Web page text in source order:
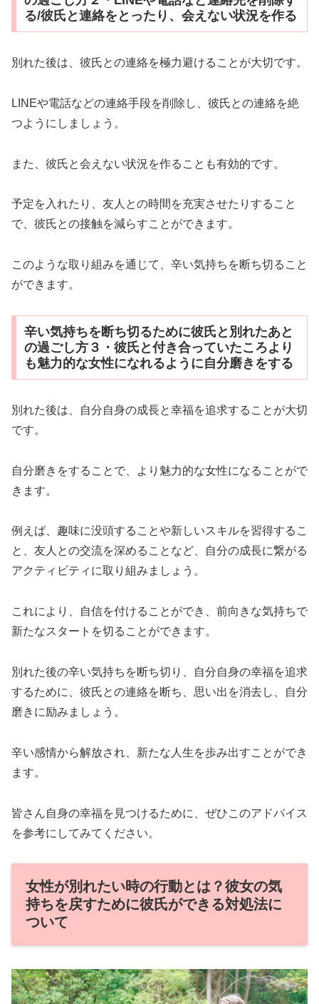
る/彼氏と連絡をとったり、会えない状況を作る
別れた後は、彼氏との連絡を極力避けることが大切です。
LINEや電話などの連絡手段を削除し、彼氏との連絡を絶
つようにしましょう。
また、彼氏と会えない状況を作ることも有効的です。
予定を入れたり、友人との時間を充実させたりすること
で、彼氏との接触を減らすことができます。
このような取り組みを通じて、辛い気持ちを断ち切ること
ができます。
辛い気持ちを断ち切るために彼氏と別れたあと
の過ごし方３・彼氏と付き合っていたころより
も魅力的な女性になれるように自分磨きをする
別れた後は、自分自身の成長と幸福を追求することが大切
です。
自分磨きをすることで、より魅力的な女性になることがで
きます。
例えば、趣味に没頭することや新しいスキルを習得するこ
と、友人との交流を深めることなど、自分の成長に繋がる
アクティビティに取り組みましょう。
これにより、自信を付けることができ、前向きな気持ちで
新たなスタートを切ることができます。
別れた後の辛い気持ちを断ち切り、自分自身の幸福を追求
するために、彼氏との連絡を断ち、思い出を消去し、自分
磨きに励みましょう。
辛い感情から解放され、新たな人生を歩み出すことができ
ます。
皆さん自身の幸福を見つけるために、ぜひこのアドバイス
を参考にしてみてください。
女性が別れたい時の行動とは？彼女の気
持ちを戻すために彼氏ができる対処法に
ついて